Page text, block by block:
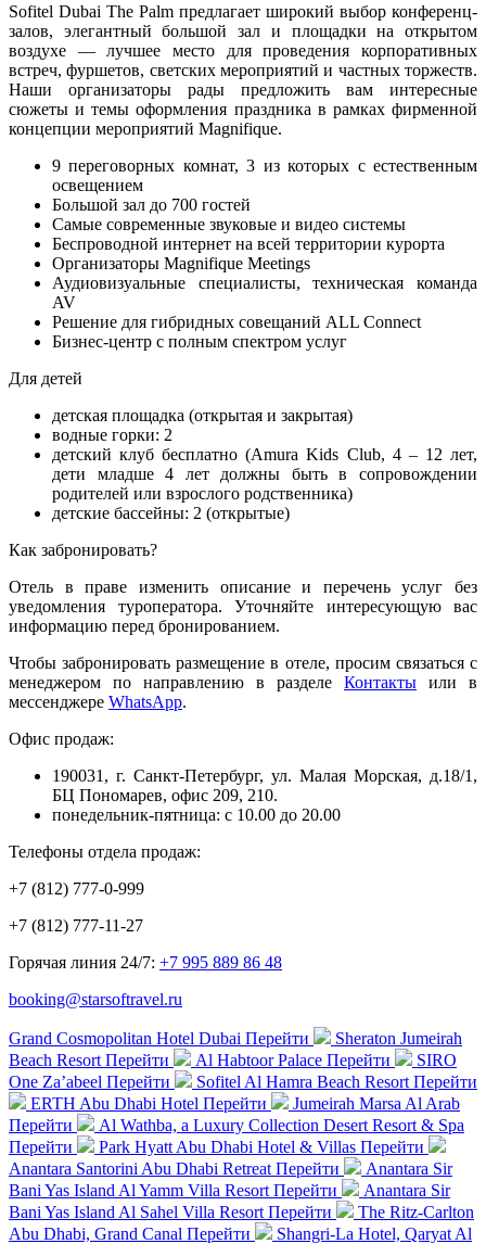
Sofitel Dubai The Palm предлагает широкий выбор конференц-
залов, элегантный большой зал и площадки на открытом
воздухе — лучшее место для проведения корпоративных
встреч, фуршетов, светских мероприятий и частных торжеств.
Наши организаторы рады предложить вам интересные
сюжеты и темы оформления праздника в рамках фирменной
концепции мероприятий Magnifique.
9 переговорных комнат, 3 из которых с естественным
освещением
Большой зал до 700 гостей
Самые современные звуковые и видео системы
Беспроводной интернет на всей территории курорта
Организаторы Magnifique Meetings
Аудиовизуальные специалисты, техническая команда
AV
Решение для гибридных совещаний ALL Connect
Бизнес-центр с полным спектром услуг
Для детей
детская площадка (открытая и закрытая)
водные горки: 2
детский клуб бесплатно (Amura Kids Club, 4 – 12 лет,
дети младше 4 лет должны быть в сопровождении
родителей или взрослого родственника)
детские бассейны: 2 (открытые)
Как забронировать?
Отель в праве изменить описание и перечень услуг без
уведомления туроператора. Уточняйте интересующую вас
информацию перед бронированием.
Чтобы забронировать размещение в отеле, просим связаться с
менеджером по направлению в разделе Контакты или в
мессенджере WhatsApp.
Офис продаж:
190031, г. Санкт-Петербург, ул. Малая Морская, д.18/1,
БЦ Пономарев, офис 209, 210.
понедельник-пятница: с 10.00 до 20.00
Телефоны отдела продаж:
+7 (812) 777-0-999
+7 (812) 777-11-27
Горячая линия 24/7: +7 995 889 86 48
booking@starsoftravel.ru
Grand Cosmopolitan Hotel Dubai Перейти
Sheraton Jumeirah
Beach Resort Перейти Al Habtoor Palace Перейти
SIRO
One Za’abeel Перейти Sofitel Al Hamra Beach Resort Перейти
ERTH Abu Dhabi Hotel Перейти
Jumeirah Marsa Al Arab
Перейти
Al Wathba, a Luxury Collection Desert Resort & Spa
Перейти
Park Hyatt Abu Dhabi Hotel & Villas Перейти
Anantara Santorini Abu Dhabi Retreat Перейти
Anantara Sir
Bani Yas Island Al Yamm Villa Resort Перейти
Anantara Sir
Bani Yas Island Al Sahel Villa Resort Перейти
The Ritz-Carlton
Abu Dhabi, Grand Canal Перейти
Shangri-La Hotel, Qaryat Al